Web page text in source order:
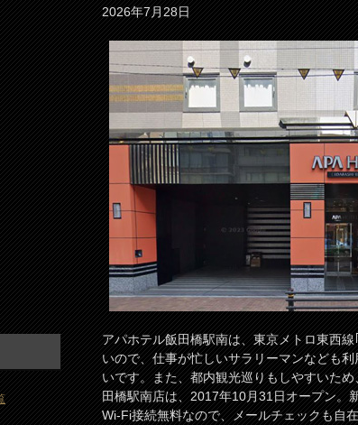
2026年7月28日
アパホテル飯田橋駅南は、東京メトロ東西
いので、仕事が忙しいサラリーマンなども
いです。また、都内観光巡りもしやすいた
田橋駅南店は、2017年10月31日オープン。
Wi-Fi接続無料なので、メールチェックも自